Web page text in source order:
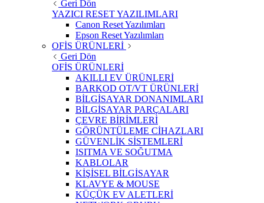
Geri Dön
YAZICI RESET YAZILIMLARI
Canon Reset Yazılımları
Epson Reset Yazılımları
OFİS ÜRÜNLERİ
Geri Dön
OFİS ÜRÜNLERİ
AKILLI EV ÜRÜNLERİ
BARKOD OT/VT ÜRÜNLERİ
BİLGİSAYAR DONANIMLARI
BİLGİSAYAR PARÇALARI
ÇEVRE BİRİMLERİ
GÖRÜNTÜLEME CİHAZLARI
GÜVENLİK SİSTEMLERİ
ISITMA VE SOĞUTMA
KABLOLAR
KİŞİSEL BİLGİSAYAR
KLAVYE & MOUSE
KÜÇÜK EV ALETLERİ